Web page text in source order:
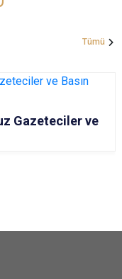
Tümü
Gazeteciler ve